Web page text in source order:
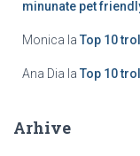
minunate pet
Monica la Top 10
Ana Dia la Top 10
Arhive